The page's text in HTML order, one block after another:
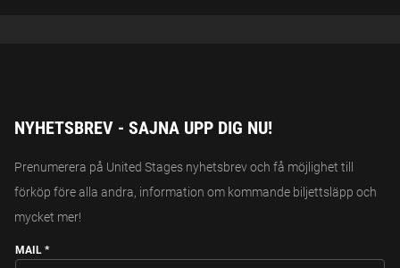
NYHETSBREV - SAJNA UPP DIG NU!
Prenumerera på United Stages nyhetsbrev och få möjlighet till
förköp före alla andra, information om kommande biljettsläpp och
mycket mer!
MAIL *